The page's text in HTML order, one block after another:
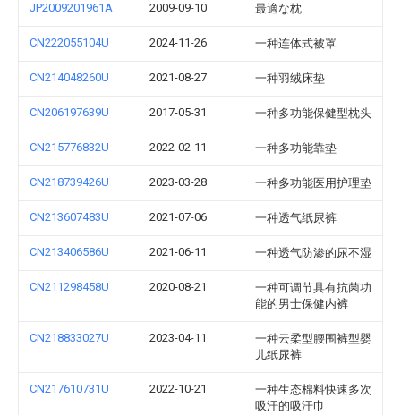
JP2009201961A 2009-09-10 最適な枕
CN222055104U 2024-11-26 一种连体式被罩
CN214048260U 2021-08-27 一种羽绒床垫
CN206197639U 2017-05-31 一种多功能保健型枕头
CN215776832U 2022-02-11 一种多功能靠垫
CN218739426U 2023-03-28 一种多功能医用护理垫
CN213607483U 2021-07-06 一种透气纸尿裤
CN213406586U 2021-06-11 一种透气防渗的尿不湿
CN211298458U 2020-08-21
一种可调节具有抗菌功
能的男士保健内裤
CN218833027U 2023-04-11
一种云柔型腰围裤型婴
儿纸尿裤
CN217610731U 2022-10-21
一种生态棉料快速多次
吸汗的吸汗巾